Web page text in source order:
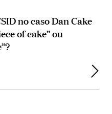
no caso Dan Cake
of cake” ou